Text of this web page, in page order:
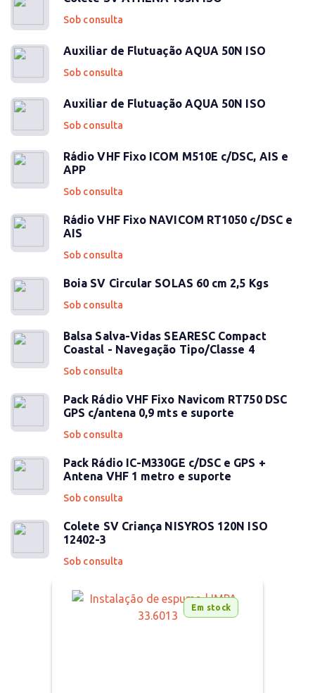
Sob consulta
Auxiliar de Flutuação AQUA 50N ISO
Sob consulta
Auxiliar de Flutuação AQUA 50N ISO
Sob consulta
Rádio VHF Fixo ICOM M510E c/DSC, AIS e
APP
Sob consulta
Rádio VHF Fixo NAVICOM RT1050 c/DSC e
AIS
Sob consulta
Boia SV Circular SOLAS 60 cm 2,5 Kgs
Sob consulta
Balsa Salva-Vidas SEARESC Compact
Coastal - Navegação Tipo/Classe 4
Sob consulta
Pack Rádio VHF Fixo Navicom RT750 DSC
GPS c/antena 0,9 mts e suporte
Sob consulta
Pack Rádio IC-M330GE c/DSC e GPS +
Antena VHF 1 metro e suporte
Sob consulta
Colete SV Criança NISYROS 120N ISO
12402-3
Sob consulta
Em stock